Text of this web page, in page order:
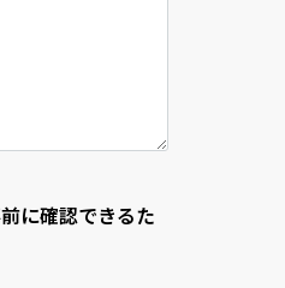
に確認できるた